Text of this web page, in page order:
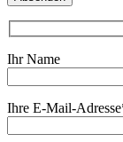
Ihr Name
Ihre E-Mail-